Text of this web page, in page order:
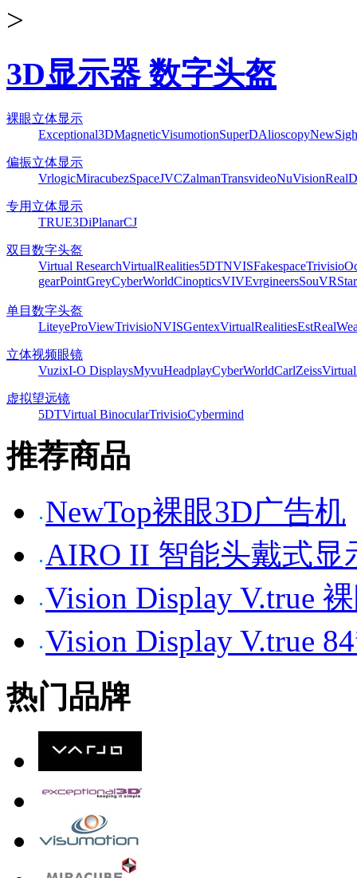
>
3D显示器 数字头盔
裸眼立体显示
Exceptional3DMagneticVisumotionSuperDAlioscopy
偏振立体显示
VrlogicMiracubezSpaceJVCZalmanTransvideoNuVisionRealD
专用立体显示
TRUE3DiPlanarCJ
双目数字头盔
Virtual ResearchVirtualRealities5DTNVISFakespaceTrivisio
gearPointGreyCyberWorldCinopticsVIVEvrgineersSouVR
单目数字头盔
LiteyeProViewTrivisioNVISGentexVirtualRealitiesEst
立体视频眼镜
VuzixI-O DisplaysMyvuHeadplayCyberWorldCarlZeiss
虚拟望远镜
5DTVirtual BinocularTrivisioCybermind
推荐商品
NewTop裸眼3D广告机
AIRO II 智能头戴式显
Vision Display V.true
Vision Display V.true
热门品牌